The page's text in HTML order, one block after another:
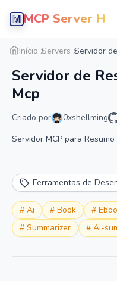
MCP Server Hub
Início Servers Servidor
Servidor de
Mcp
Criado por
0xshellming
Servidor MCP para
Ferramentas de
# Ai # Book #
# Summarizer # Ai-
Visão geral